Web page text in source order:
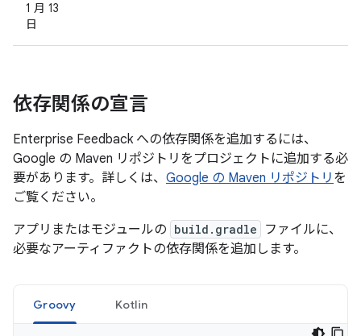
1 月 13
日
依存関係の宣言
Enterprise Feedback への依存関係を追加するには、
Google の Maven リポジトリをプロジェクトに追加する必
要があります。詳しくは、 Google の Maven リポジトリ を
ご覧ください。
アプリまたはモジュールの build.gradle
ファイルに、
必要なアーティファクトの依存関係を追加します。
Groovy Kotlin